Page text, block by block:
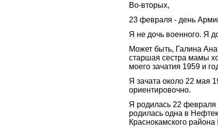
Во-вторых,
23 февраля - день
Я не дочь военного. Я
Может быть, Галина
старшая сестра мамы
моего зачатия 1959 и
Я зачата около 22 мая
ориентировочно.
Я родилась 22 февраля
родилась одна в
Краснокамского